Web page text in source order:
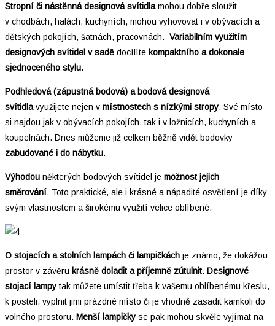
Stropní či nástěnná designová svítidlamohou dobře sloužit
v chodbách, halách, kuchyních, mohou vyhovovat i v obývacích a
dětských pokojích, šatnách, pracovnách. Variabilním využitím
designových svítidel v sadě docílíte kompaktního a dokonale
sjednoceného stylu.
Podhledová (zápustná bodová) a bodová designová
svítidlavyužijete nejen v místnostech s nízkými stropy. Své místo
si najdou jak v obývacích pokojích, tak i v ložnicích, kuchyních a
koupelnách. Dnes můžeme již celkem běžně vidět bodovky
zabudované i do nábytku.
Výhodou některých bodových svítidel je možnost jejich
směrování. Toto praktické, ale i krásné a nápadité osvětlení je díky
svým vlastnostem a širokému využití velice oblíbené.
O stojacích a stolních lampách či lampičkách je známo, že dokážou
prostor v závěru krásně doladit a příjemně zútulnit. Designové
stojací lampy tak můžete umístit třeba k vašemu oblíbenému křeslu,
k posteli, vyplnit jimi prázdné místo či je vhodně zasadit kamkoli do
volného prostoru. Menší lampičky se pak mohou skvěle vyjímat na